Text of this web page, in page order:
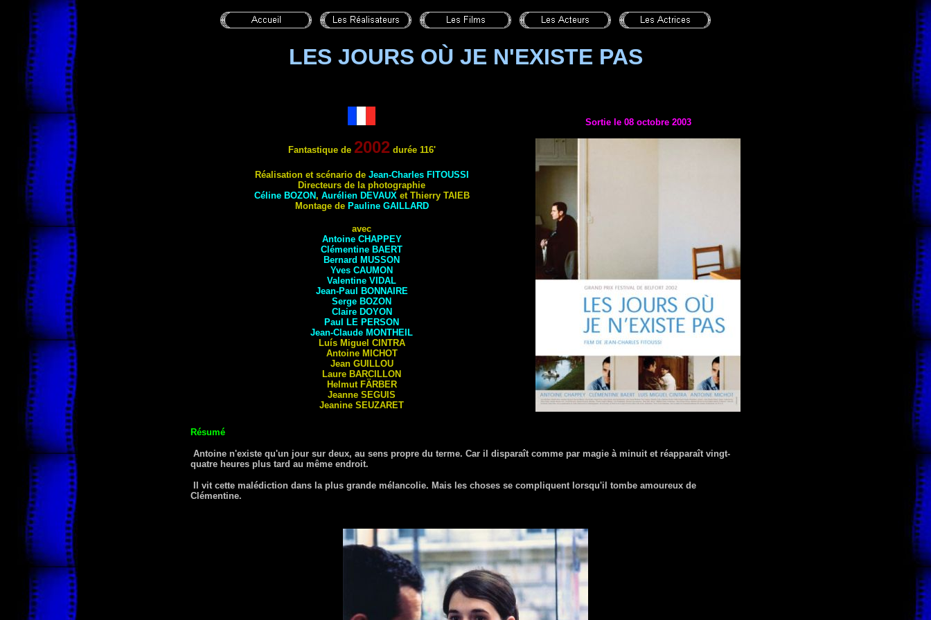
LES JOURS OÙ JE N'EXISTE PAS
Fantastique de 2002durée 116'
Réalisation et scénario de Jean-Charles FITOUSSI
Directeurs de la photographie
Céline BOZON , Aurélien DEVAUXet Thierry TAIEB
Montage de Pauline GAILLARD
avec
Antoine CHAPPEY
Clémentine BAERT
Bernard MUSSON
Yves CAUMON
Valentine VIDAL
Jean-Paul
BONNAIRE
Serge BOZON
Claire DOYON
Paul
LE PERSON
Jean-Claude MONTHEIL
Luís Miguel CINTRA
Antoine MICHOT
Jean GUILLOU
Laure BARCILLON
Helmut FÄRBER
Jeanne SEGUIS
Jeanine SEUZARET
Sortie le 08 octobre 2003
Résumé
Antoine n'existe qu'un jour sur deux, au sens propre du terme. Car il disparaît comme par magie à minuit et réapparaît vingt-
quatre heures plus tard au même endroit.
Il vit cette malédiction dans la plus grande mélancolie. Mais les choses se compliquent lorsqu'il tombe amoureux de
Clémentine.